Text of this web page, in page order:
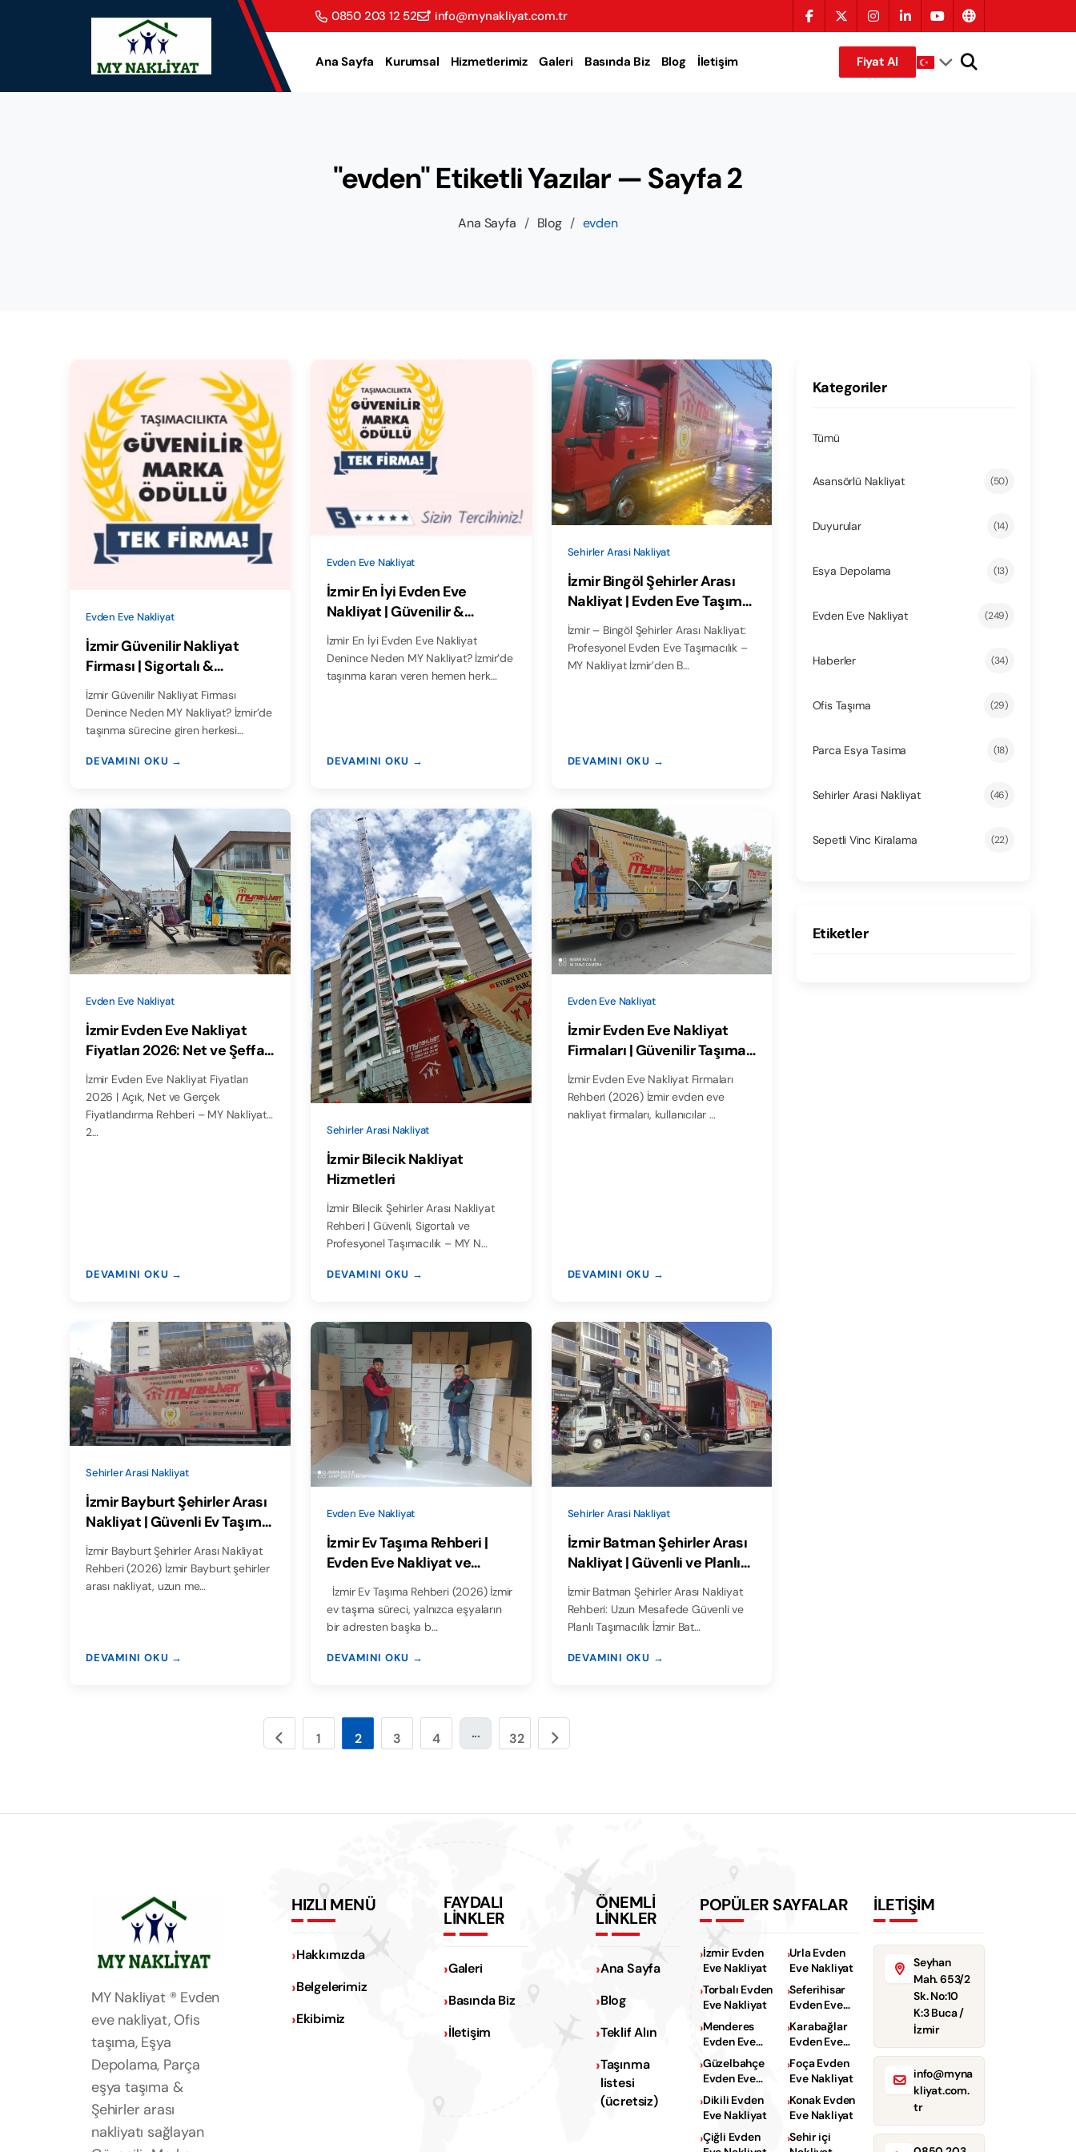
0850 203 12 52 info@mynakliyat.com.tr
Ana Sayfa Kurumsal Hizmetlerimiz Galeri Basında Biz Blog İletişim Fiyat Al
"evden" Etiketli Yazılar — Sayfa 2
Ana Sayfa / Blog / evden
Evden Eve Nakliyat
İzmir Güvenilir Nakliyat
Firması | Sigortalı &
Sözleşmeli – MY Nakliyat
İzmir Güvenilir Nakliyat Firması
Denince Neden MY Nakliyat? İzmir’de
taşınma sürecine giren herkesi…
DEVAMINI OKU →
Evden Eve Nakliyat
İzmir En İyi Evden Eve
Nakliyat | Güvenilir &
Sigortalı – MY Nakliyat
İzmir En İyi Evden Eve Nakliyat
Denince Neden MY Nakliyat? İzmir’de
taşınma kararı veren hemen herk…
DEVAMINI OKU →
Sehirler Arasi Nakliyat
İzmir Bingöl Şehirler Arası
Nakliyat | Evden Eve Taşıma
- MY Nakliyat
İzmir – Bingöl Şehirler Arası Nakliyat:
Profesyonel Evden Eve Taşımacılık –
MY Nakliyat İzmir’den B…
DEVAMINI OKU →
Evden Eve Nakliyat
İzmir Evden Eve Nakliyat
Fiyatları 2026: Net ve Şeffaf
Fiyatlandırma Rehberi
İzmir Evden Eve Nakliyat Fiyatları
2026 | Açık, Net ve Gerçek
Fiyatlandırma Rehberi – MY Nakliyat
2…
DEVAMINI OKU →
Sehirler Arasi Nakliyat
İzmir Bilecik Nakliyat
Hizmetleri
İzmir Bilecik Şehirler Arası Nakliyat
Rehberi | Güvenli, Sigortalı ve
Profesyonel Taşımacılık – MY N…
DEVAMINI OKU →
Evden Eve Nakliyat
İzmir Evden Eve Nakliyat
Firmaları | Güvenilir Taşıma
Rehberi
İzmir Evden Eve Nakliyat Firmaları
Rehberi (2026) İzmir evden eve
nakliyat firmaları, kullanıcılar …
DEVAMINI OKU →
Sehirler Arasi Nakliyat
İzmir Bayburt Şehirler Arası
Nakliyat | Güvenli Ev Taşıma
Rehberi
İzmir Bayburt Şehirler Arası Nakliyat
Rehberi (2026) İzmir Bayburt şehirler
arası nakliyat, uzun me…
DEVAMINI OKU →
Evden Eve Nakliyat
İzmir Ev Taşıma Rehberi |
Evden Eve Nakliyat ve
Şehirler Arası Taşıma
ev taşıma süreci, yalnızca eşyaların
bir adresten başka b…
DEVAMINI OKU →
Sehirler Arasi Nakliyat
İzmir Batman Şehirler Arası
Nakliyat | Güvenli ve Planlı
Taşımacılık
İzmir Batman Şehirler Arası Nakliyat
Rehberi: Uzun Mesafede Güvenli ve
Planlı Taşımacılık İzmir Bat…
DEVAMINI OKU →
1 2 3 4 ... 32
Kategoriler
Tümü
Asansörlü Nakliyat (50)
Duyurular (14)
Esya Depolama (13)
Evden Eve Nakliyat (249)
Haberler (34)
Ofis Taşıma (29)
Parca Esya Tasima (18)
Sehirler Arasi Nakliyat (46)
Sepetli Vinc Kiralama (22)
Etiketler
MY Nakliyat ® Evden
eve nakliyat, Ofis
taşıma, Eşya
Depolama, Parça
eşya taşıma &
Şehirler arası
nakliyatı sağlayan
HIZLI MENÜ
Hakkımızda
Belgelerimiz
Ekibimiz
FAYDALI
LİNKLER
Galeri
Basında Biz
İletişim
ÖNEMLİ
LİNKLER
Ana Sayfa
Blog
Teklif Alın
Taşınma
listesi
(ücretsiz)
POPÜLER SAYFALAR
İzmir Evden
Eve Nakliyat
Urla Evden
Eve Nakliyat
Torbalı Evden
Eve Nakliyat
Seferihisar
Evden Eve
Nakliyat
Menderes
Evden Eve
Nakliyat
Karabağlar
Evden Eve
Nakliyat
Güzelbahçe
Evden Eve
Nakliyat
Foça Evden
Eve Nakliyat
Dikili Evden
Eve Nakliyat
Konak Evden
Eve Nakliyat
Çiğli Evden
Sehir içi
İLETİŞİM
Seyhan
Mah. 653/2
Sk. No:10
K:3 Buca /
İzmir
info@myna
kliyat.com.
tr